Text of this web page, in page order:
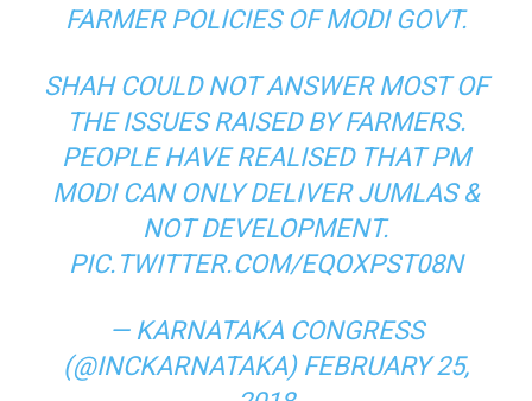
FARMER POLICIES OF MODI GOVT.
SHAH COULD NOT ANSWER MOST OF
THE ISSUES RAISED BY FARMERS.
PEOPLE HAVE REALISED THAT PM
MODI CAN ONLY DELIVER JUMLAS &
NOT DEVELOPMENT.
PIC.TWITTER.COM/EQOXPST08N
— KARNATAKA CONGRESS
(@INCKARNATAKA) FEBRUARY 25,